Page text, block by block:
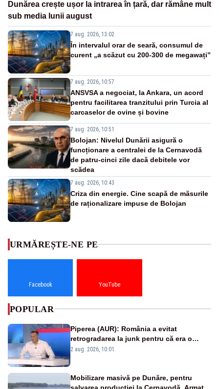
Dunărea crește ușor la intrarea în țară, dar rămâne mult
sub media lunii august
7 aug. 2026, 13:02
În intervalul orar de seară, consumul de
curent „a scăzut cu 200-300 de megawați”
7 aug. 2026, 10:57
ANSVSA a negociat, la Ankara, un acord
pentru facilitarea tranzitului prin Turcia al
carcaselor de ovine și bovine
7 aug. 2026, 10:51
Bolojan: Nivelul Dunării asigură o
funcționare a centralei de la Cernavodă
de patru-cinci zile dacă debitele vor
scădea
7 aug. 2026, 10:43
Criza din energie. Cine scapă de măsurile
de raționalizare impuse de Bolojan
URMĂREȘTE-NE PE
Facebook YouTube
POPULAR
Piperea (AUR): România a evitat
retrogradarea la junk pentru că era o
catastrofă pentru bănci și fondurile de
2 aug. 2026, 10:01
Mobilizare masivă pe Dunăre, pentru
salvarea producției la Cernavodă. Armata